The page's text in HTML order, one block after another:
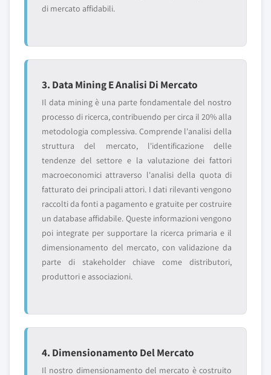
di mercato affidabili.
3. Data Mining E Analisi Di Mercato
Il data mining è una parte fondamentale del nostro
processo di ricerca, contribuendo per circa il 20% alla
metodologia complessiva. Comprende l'analisi della
struttura del mercato, l'identificazione delle
tendenze del settore e la valutazione dei fattori
macroeconomici attraverso l'analisi della quota di
fatturato dei principali attori. I dati rilevanti vengono
raccolti da fonti a pagamento e gratuite per costruire
un database affidabile. Queste informazioni vengono
poi integrate per supportare la ricerca primaria e il
dimensionamento del mercato, con validazione da
parte di stakeholder chiave come distributori,
produttori e associazioni.
4. Dimensionamento Del Mercato
Il nostro dimensionamento del mercato è costruito